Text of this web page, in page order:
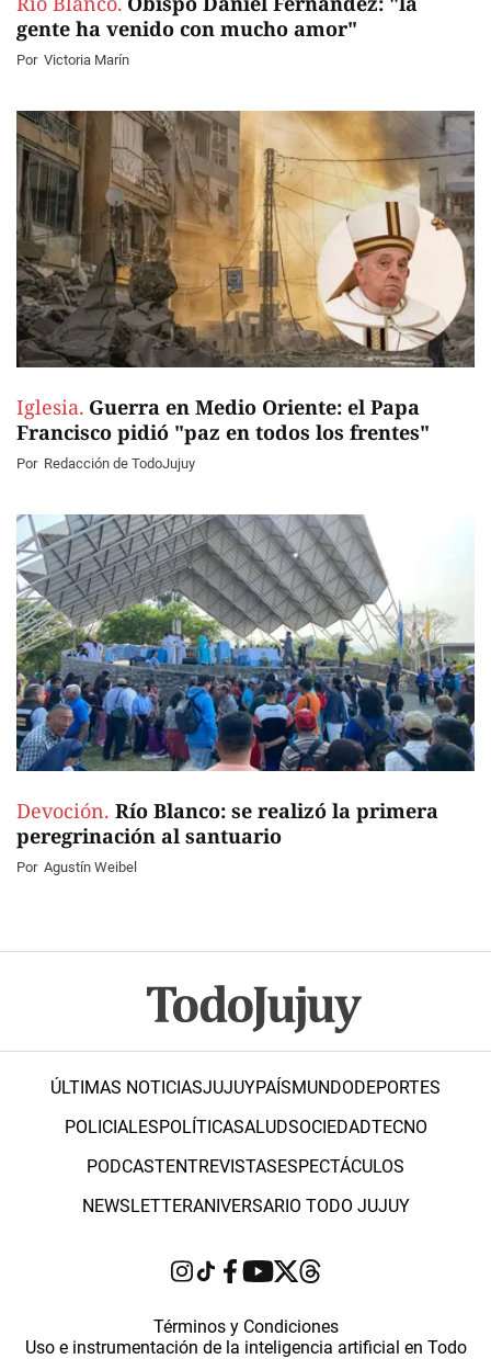
gente ha venido con mucho amor"
Por Victoria Marín
Iglesia. Guerra en Medio Oriente: el Papa
Francisco pidió "paz en todos los frentes"
Por Redacción de TodoJujuy
Devoción. Río Blanco: se realizó la primera
peregrinación al santuario
Por Agustín Weibel
ÚLTIMAS NOTICIASJUJUYPAÍSMUNDODEPORTES
POLICIALESPOLÍTICASALUDSOCIEDADTECNO
PODCASTENTREVISTASESPECTÁCULOS
NEWSLETTERANIVERSARIO TODO JUJUY
Términos y Condiciones
Uso e instrumentación de la inteligencia artificial en Todo